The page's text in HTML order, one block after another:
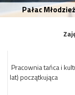
Pałac
Pracownia tańca i
lat) początkująca